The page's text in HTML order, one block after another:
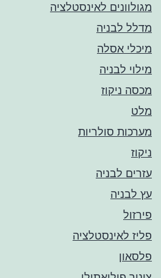
מגולוונים לאינסטלציה
מדלל לבניה
מיכלי אסלה
מילוי לבניה
מכסה ניקוז
מלט
מערכות סולריות
ניקוז
עזרים לבניה
עץ לבניה
פירזול
פליז לאינסטלציה
פלסאון